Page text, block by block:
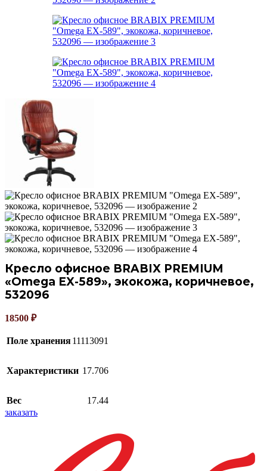
Кресло офисное BRABIX PREMIUM
«Omega EX-589», экокожа, коричневое,
532096
18500 ₽
Поле хранения11113091
Характеристики 17.706
Вес
17.44
заказать